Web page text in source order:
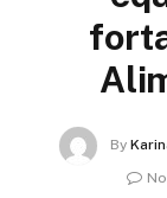
By